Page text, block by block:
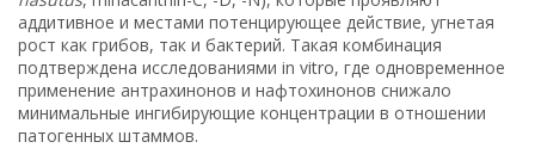
аддитивное и местами потенцирующее действие, угнетая
рост как грибов, так и бактерий. Такая комбинация
подтверждена исследованиями in vitro, где одновременное
применение антрахинонов и нафтохинонов снижало
минимальные ингибирующие концентрации в отношении
патогенных штаммов.